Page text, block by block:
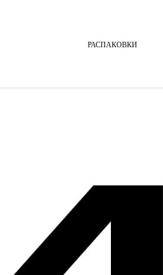
РАСПАКОВКИ